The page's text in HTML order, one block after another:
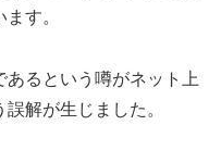
す。
るという噂がネット上
解が生じました。